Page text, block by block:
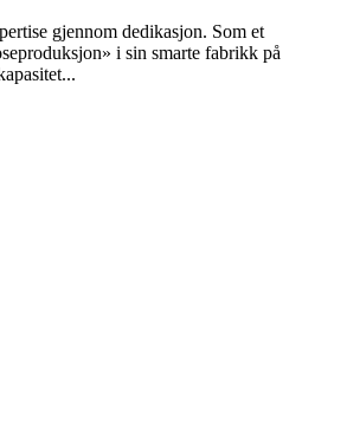
gjennom dedikasjon. Som et
i sin smarte fabrikk på